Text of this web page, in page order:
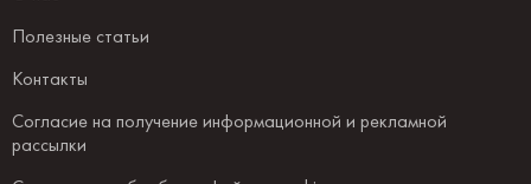
Полезные статьи
Контакты
Согласие на получение информационной и рекламной
рассылки